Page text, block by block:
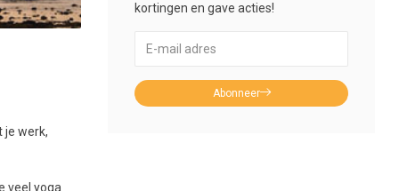
je werk,
veel yoga
kortingen en gave acties!
Abonneer